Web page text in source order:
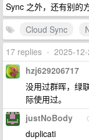
Sync 之外，还有别的
Cloud Sync
17 replies • 2025-
hzj629206717
没用过群晖，绿
际使用过。
justNoBody
duplicati